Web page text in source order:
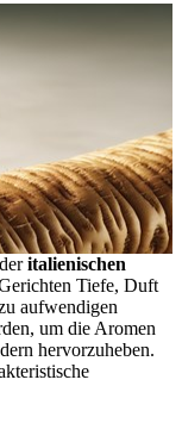
italienischen
Tiefe, Duft
aufwendigen
um die Aromen
hervorzuheben.